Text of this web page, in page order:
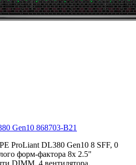
Gen10 868703-B21
ProLiant DL380 Gen10 8 SFF, 0
форм-фактора 8х 2.5"
DIMM, 4 вентилятора,